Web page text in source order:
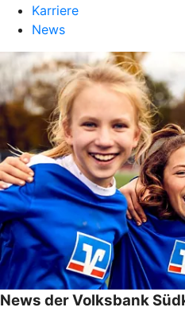
Karriere
News
News der Volksbank